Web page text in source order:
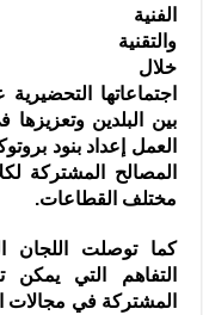
الفنية
والتقنية
خلال
اجتماعاتها
بين البلدين
العمل إعداد بنود
المصالح المشتركة
مختلف القطاعات.
كما توصلت اللجان
التفاهم التي يمكن
المشتركة في مجالات